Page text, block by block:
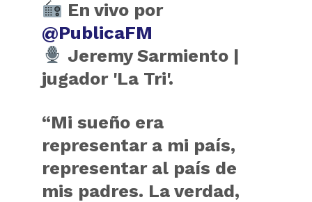
En vivo por
@PublicaFM
Jeremy Sarmiento |
jugador 'La Tri'.
“Mi sueño era
representar a mi país,
representar al país de
mis padres. La verdad,